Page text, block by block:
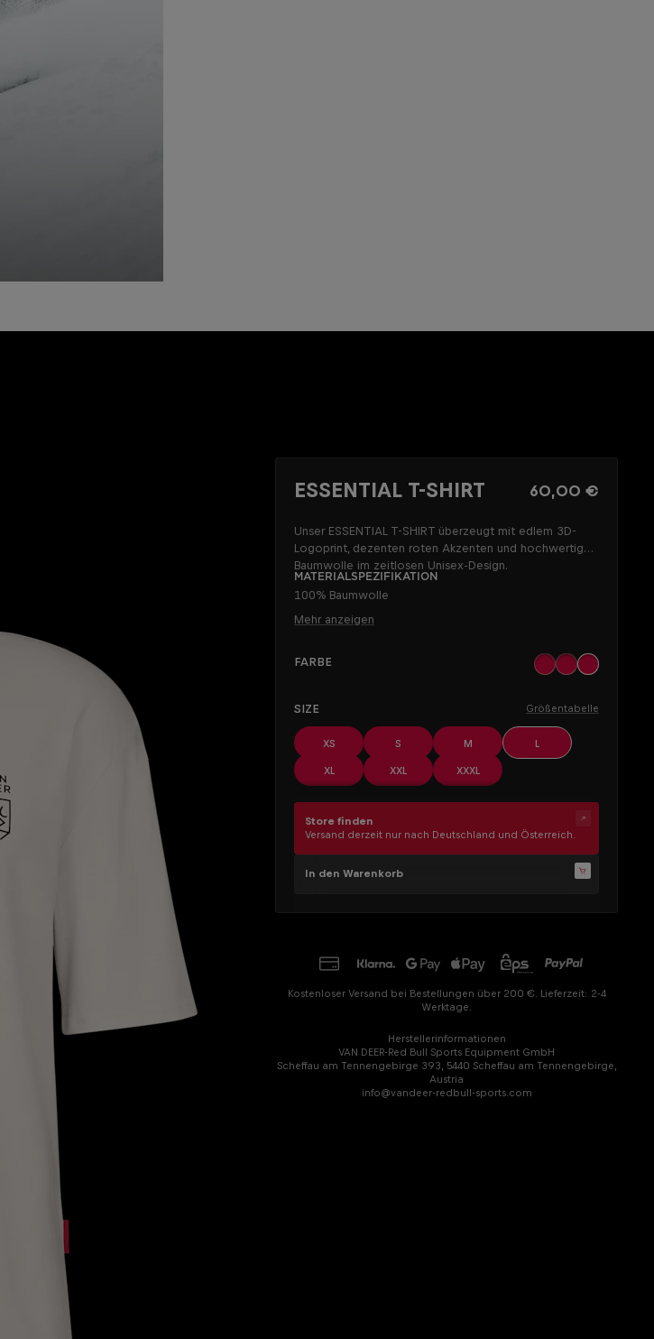
ESSENTIAL T-SHIRT 60,00 €
Unser ESSENTIAL T-SHIRT überzeugt mit edlem 3D-
Logoprint, dezenten roten Akzenten und hochwertiger
Baumwolle im zeitlosen Unisex-Design.
Materialspezifikation
100% Baumwolle
Mehr anzeigen
Farbe black khaki off white
Size Größentabelle
XS S M L
XL XXL XXXL
Store finden
Versand derzeit nur nach Deutschland und Österreich.
In den Warenkorb
Kostenloser Versand bei Bestellungen über 200 €. Lieferzeit: 2-4
Werktage.
Herstellerinformationen
VAN DEER-Red Bull Sports Equipment GmbH
Scheffau am Tennengebirge 393, 5440 Scheffau am Tennengebirge,
Austria
info@vandeer-redbull-sports.com